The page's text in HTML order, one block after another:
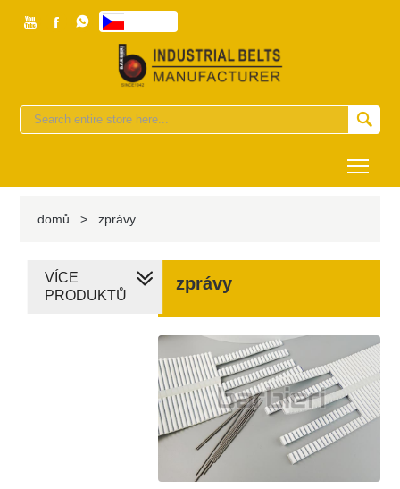
  

domů > zprávy
zprávy
VÍCE
PRODUKTŮ